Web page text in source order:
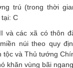
trú (trong thời
C
và các xã có thôn
núi theo quy
tộc và Thủ tướng
khăn vùng bãi